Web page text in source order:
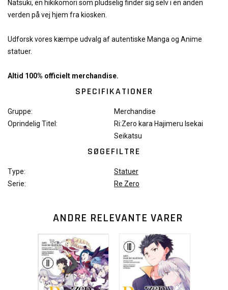
Natsuki, en hikikomori som pludselig finder sig selv i en anden
verden på vej hjem fra kiosken.
Udforsk vores kæmpe udvalg af autentiske Manga og Anime
statuer.
Altid 100% officielt merchandise.
SPECIFIKATIONER
Gruppe:
Merchandise
Oprindelig Titel:
Ri:Zero kara Hajimeru Isekai
Seikatsu
SØGEFILTRE
Type:
Statuer
Serie:
Re Zero
ANDRE RELEVANTE VARER